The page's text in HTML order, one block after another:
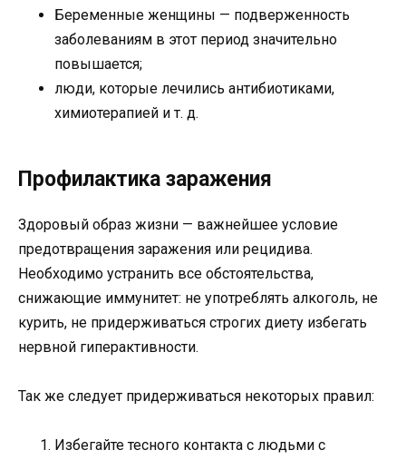
Беременные женщины — подверженность
заболеваниям в этот период значительно
повышается;
люди, которые лечились антибиотиками,
химиотерапией и т. д.
Профилактика заражения
Здоровый образ жизни — важнейшее условие
предотвращения заражения или рецидива.
Необходимо устранить все обстоятельства,
снижающие иммунитет: не употреблять алкоголь, не
курить, не придерживаться строгих диету избегать
нервной гиперактивности.
Так же следует придерживаться некоторых правил:
Избегайте тесного контакта с людьми с